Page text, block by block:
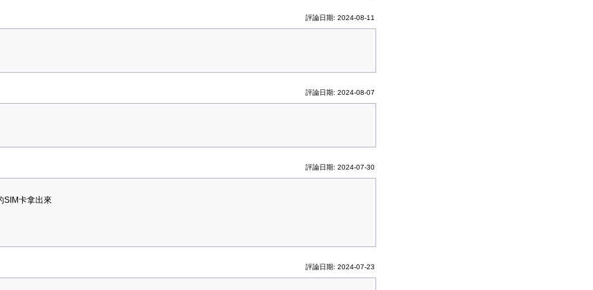
評論日期: 2024-08-11
評論日期: 2024-08-07
評論日期: 2024-07-30
SIM卡拿出來
評論日期: 2024-07-23